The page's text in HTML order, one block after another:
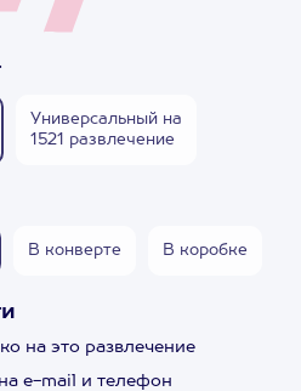
Универсальный на
1521 развлечение
В конверте В коробке
на это развлечение
e-mail и телефон